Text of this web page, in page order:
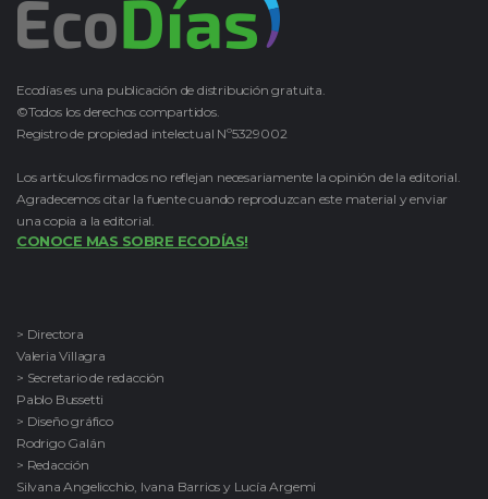
Ecodías es una publicación de distribución gratuita.
©Todos los derechos compartidos.
Registro de propiedad intelectual Nº5329002
Los artículos firmados no reflejan necesariamente la opinión de la editorial.
Agradecemos citar la fuente cuando reproduzcan este material y enviar
una copia a la editorial.
CONOCE MAS SOBRE ECODÍAS!
> Directora
Valeria Villagra
> Secretario de redacción
Pablo Bussetti
> Diseño gráfico
Rodrigo Galán
> Redacción
Silvana Angelicchio, Ivana Barrios y Lucía Argemi